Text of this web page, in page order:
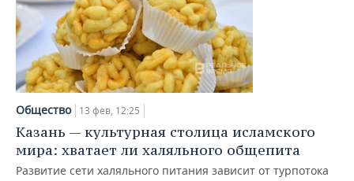
Общество 13 фев, 12:25
Казань — культурная столица исламского
мира: хватает ли халяльного общепита
Развитие сети халяльного питания зависит от турпотока